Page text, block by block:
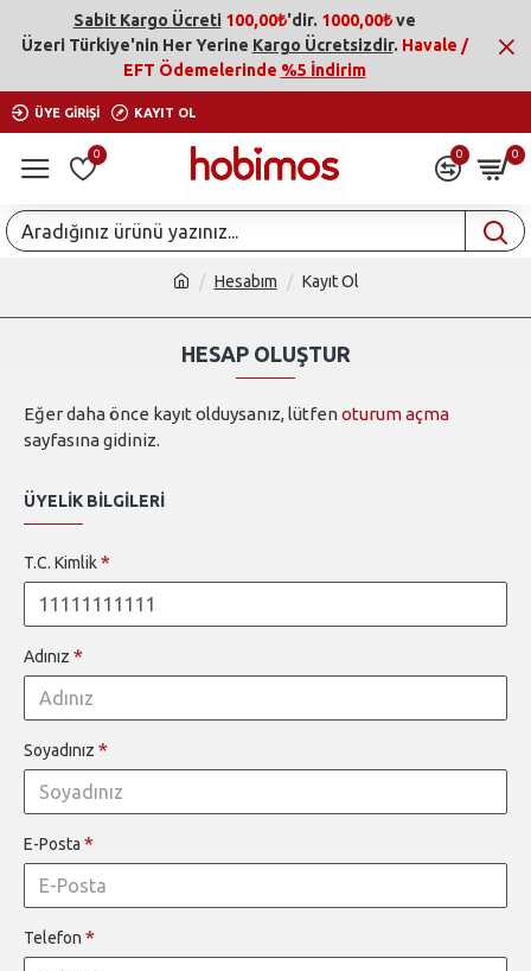
Sabit Kargo Ücreti 100,00₺'dir. 1000,00₺ve
Üzeri Türkiye'nin Her Yerine Kargo Ücretsizdir. Havale /
EFT Ödemelerinde %5 İndirim
ÜYE GIRIŞI KAYIT OL
0 0 0
Hesabım Kayıt Ol
HESAP OLUŞTUR
Eğer daha önce kayıt olduysanız, lütfenoturum açma
sayfasına gidiniz.
ÜYELIK BILGILERI
T.C. Kimlik
Adınız
Soyadınız
E-Posta
Telefon